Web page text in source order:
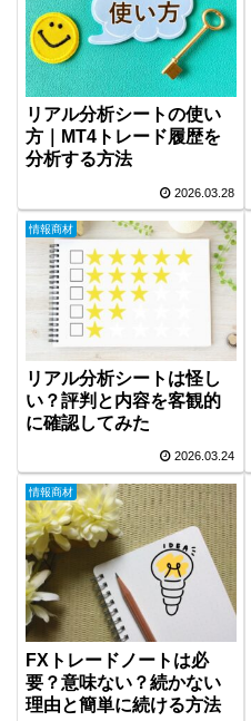
リアル分析シートの使い
方｜MT4トレード履歴を
分析する方法
2026.03.28
情報商材
リアル分析シートは怪し
い？評判と内容を客観的
に確認してみた
2026.03.24
情報商材
FXトレードノートは必
要？意味ない？続かない
理由と簡単に続ける方法